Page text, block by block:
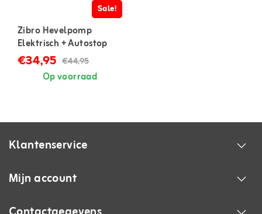
Sale!
Zibro Hevelpomp
Elektrisch + Autostop
€34,95 €44,95
Op voorraad
Klantenservice
Mijn account